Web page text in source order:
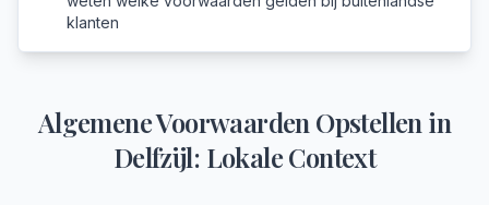
klanten
Algemene Voorwaarden Opstellen in
Delfzijl: Lokale Context